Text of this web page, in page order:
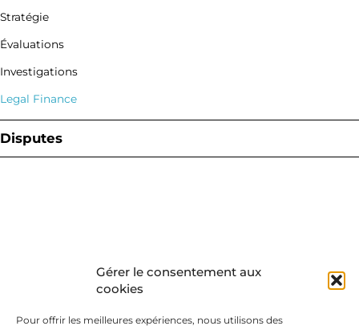
Gérer le consentement aux
cookies
Pour offrir les meilleures expériences, nous utilisons des
Stratégie
Évaluations
Investigations
Legal Finance
Disputes
Actions de groupes